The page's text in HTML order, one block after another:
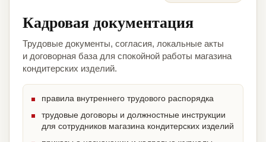
Кадровая документация
Трудовые документы, согласия, локальные акты
и договорная база для спокойной работы магазина
кондитерских изделий.
правила внутреннего трудового распорядка
трудовые договоры и должностные инструкции
для сотрудников магазина кондитерских изделий